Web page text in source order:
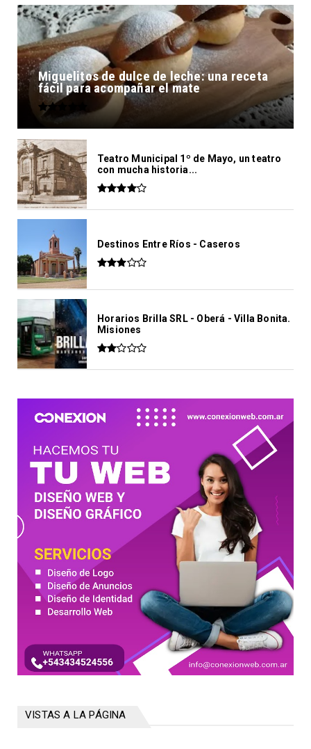
Miguelitos de dulce de leche: una receta
fácil para acompañar el mate
Teatro Municipal 1º de Mayo, un teatro
con mucha historia...
Destinos Entre Ríos - Caseros
Horarios Brilla SRL - Oberá - Villa Bonita.
Misiones
VISTAS A LA PÁGINA